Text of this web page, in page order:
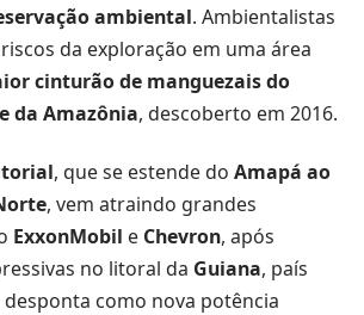
ambiental. Ambientalistas
da exploração em uma área
cinturão de manguezais do
da Amazônia, descoberto em 2016.
, que se estende do Amapá ao
, vem atraindo grandes
ExxonMobil e Chevron, após
no litoral da Guiana, país
como nova potência